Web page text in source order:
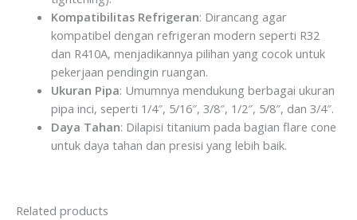
Kompatibilitas Refrigeran: Dirancang agar
kompatibel dengan refrigeran modern seperti R32
dan R410A, menjadikannya pilihan yang cocok untuk
pekerjaan pendingin ruangan.
Ukuran Pipa: Umumnya mendukung berbagai ukuran
pipa inci, seperti 1/4″, 5/16″, 3/8″, 1/2″, 5/8″, dan 3/4″.
Daya Tahan: Dilapisi titanium pada bagian flare cone
untuk daya tahan dan presisi yang lebih baik.
Related products